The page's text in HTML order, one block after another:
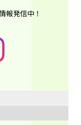
発信中！